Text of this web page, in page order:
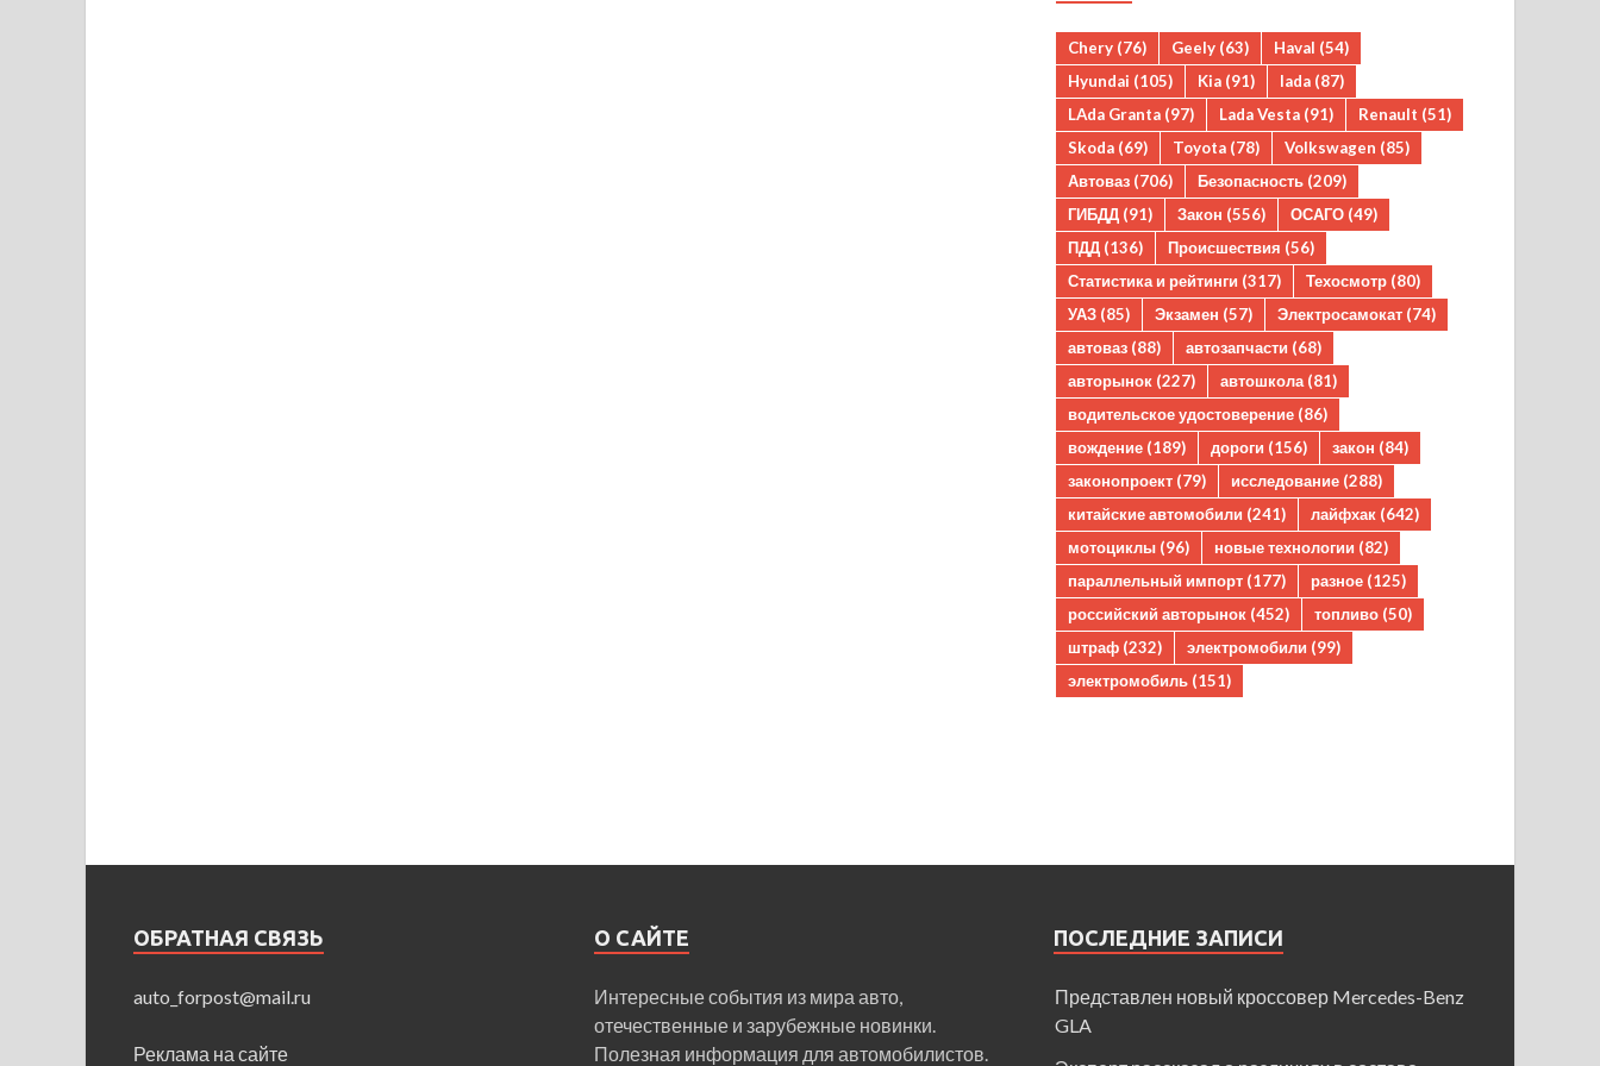
Chery (76) Geely (63) Haval (54)
Hyundai (105) Kia (91) lada (87)
LAda Granta (97) Lada Vesta (91) Renault (51)
Skoda (69) Toyota (78) Volkswagen (85)
Автоваз (706) Безопасность (209)
ГИБДД (91) Закон (556) ОСАГО (49)
ПДД (136) Происшествия (56)
Статистика и рейтинги (317) Техосмотр (80)
УАЗ (85) Экзамен (57) Электросамокат (74)
автоваз (88) автозапчасти (68)
авторынок (227) автошкола (81)
водительское удостоверение (86)
вождение (189) дороги (156) закон (84)
законопроект (79) исследование (288)
китайские автомобили (241) лайфхак (642)
мотоциклы (96) новые технологии (82)
параллельный импорт (177) разное (125)
российский авторынок (452) топливо (50)
штраф (232) электромобили (99)
электромобиль (151)
ОБРАТНАЯ СВЯЗЬ
auto_forpost@mail.ru
Реклама на сайте
О САЙТЕ
Интересные события из мира авто,
отечественные и зарубежные новинки.
Полезная информация для автомобилистов.
ПОСЛЕДНИЕ ЗАПИСИ
Представлен новый кроссовер Mercedes-Benz
GLA